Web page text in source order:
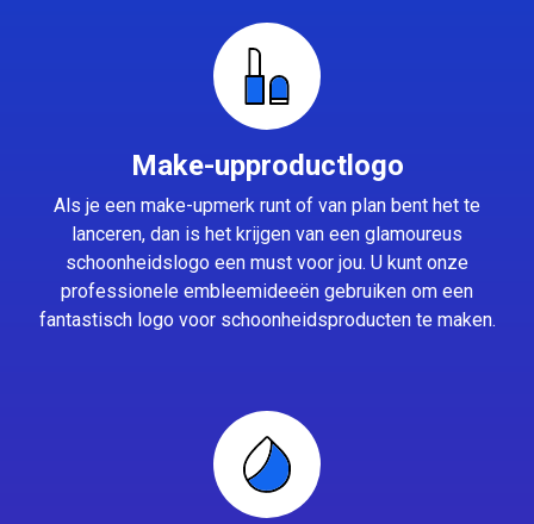
Make-upproductlogo
Als je een make-upmerk runt of van plan bent het te
lanceren, dan is het krijgen van een glamoureus
schoonheidslogo een must voor jou. U kunt onze
professionele embleemideeën gebruiken om een
fantastisch logo voor schoonheidsproducten te maken.